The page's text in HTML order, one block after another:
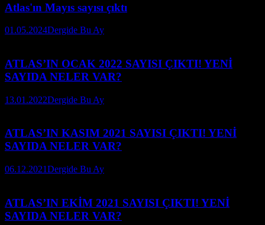
Atlas'ın Mayıs sayısı çıktı
01.05.2024Dergide Bu Ay
ATLAS’IN OCAK 2022 SAYISI ÇIKTI! YENİ
SAYIDA NELER VAR?
13.01.2022Dergide Bu Ay
ATLAS’IN KASIM 2021 SAYISI ÇIKTI! YENİ
SAYIDA NELER VAR?
06.12.2021Dergide Bu Ay
ATLAS’IN EKİM 2021 SAYISI ÇIKTI! YENİ
SAYIDA NELER VAR?